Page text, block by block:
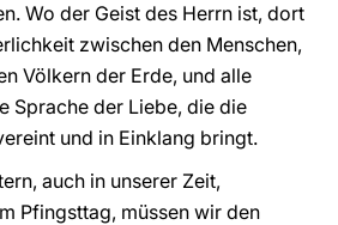
Wo der Geist des Herrn ist, dort
zwischen den Menschen,
Völkern der Erde, und alle
Sprache der Liebe, die die
und in Einklang bringt.
auch in unserer Zeit,
Pfingsttag, müssen wir den